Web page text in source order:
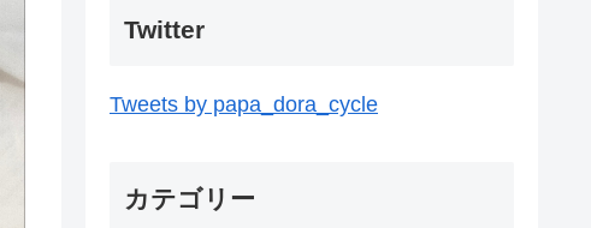
Twitter
Tweets by papa_dora_cycle
カテゴリー